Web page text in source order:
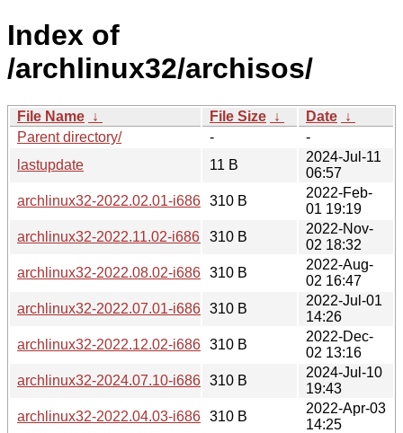
Index of
/archlinux32/archisos/
File Name ↓ File Size ↓ Date ↓
Parent directory/
-
-
lastupdate
11 B
2024-Jul-11
06:57
archlinux32-2022.02.01-i686.iso.sig
310 B
2022-Feb-
01 19:19
archlinux32-2022.11.02-i686.iso.sig
310 B
2022-Nov-
02 18:32
archlinux32-2022.08.02-i686.iso.sig
310 B
2022-Aug-
02 16:47
archlinux32-2022.07.01-i686.iso.sig
310 B
2022-Jul-01
14:26
archlinux32-2022.12.02-i686.iso.sig
310 B
2022-Dec-
02 13:16
archlinux32-2024.07.10-i686.iso.sig
310 B
2024-Jul-10
19:43
archlinux32-2022.04.03-i686.iso.sig
310 B
2022-Apr-03
14:25